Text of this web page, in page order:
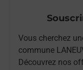
Vous cherchez
commune
Découvrez nos